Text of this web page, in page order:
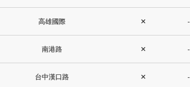
高雄國際 ✕ -
南港路 ✕ -
台中漢口路 ✕ -